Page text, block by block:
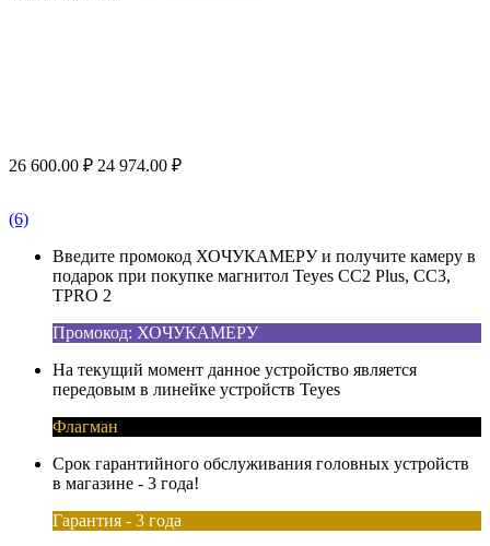
26 600.00 ₽ 24 974.00 ₽
(6)
Введите промокод ХОЧУКАМЕРУ и получите камеру в
подарок при покупке магнитол Teyes CC2 Plus, CC3,
TPRO 2
Промокод: ХОЧУКАМЕРУ
На текущий момент данное устройство является
передовым в линейке устройств Teyes
Флагман
Срок гарантийного обслуживания головных устройств
в магазине - 3 года!
Гарантия - 3 года